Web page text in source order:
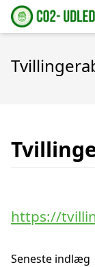
https://
Seneste indlæg